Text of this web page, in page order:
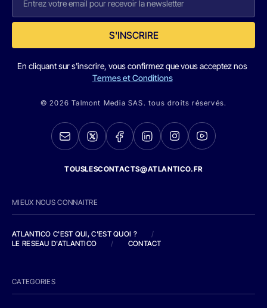
S'INSCRIRE
En cliquant sur s'inscrire, vous confirmez que vous acceptez nos
Termes et Conditions
© 2026 Talmont Media SAS. tous droits réservés.
TOUSLESCONTACTS@ATLANTICO.FR
MIEUX NOUS CONNAITRE
ATLANTICO C'EST QUI, C'EST QUOI ?
/
LE RESEAU D'ATLANTICO
/ CONTACT
CATEGORIES